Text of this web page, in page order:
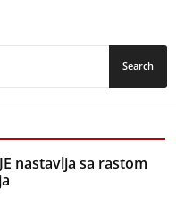
nastavlja sa rastom